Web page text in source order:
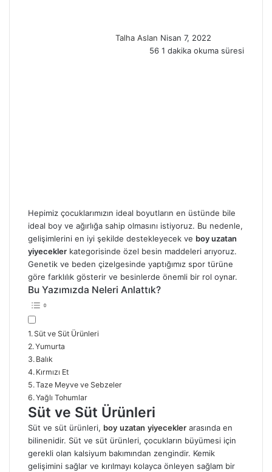
Talha Aslan e
m
Nisan 7, 2022
56 1 dakika okuma süresi
Hepimiz çocuklarımızın ideal boyutların en üstünde bile
ideal boy ve ağırlığa sahip olmasını istiyoruz. Bu nedenle,
gelişimlerini en iyi şekilde destekleyecek ve boy uzatan
yiyecekler kategorisinde özel besin maddeleri arıyoruz.
Genetik ve beden çizelgesinde yaptığımız spor türüne
göre farklılık gösterir ve besinlerde önemli bir rol oynar.
Bu Yazımızda Neleri Anlattık?
Süt ve Süt Ürünleri
Yumurta
Balık
Kırmızı Et
Taze Meyve ve Sebzeler
Yağlı Tohumlar
Süt ve Süt Ürünleri
Süt ve süt ürünleri, boy uzatan yiyecekler arasında en
bilinenidir. Süt ve süt ürünleri, çocukların büyümesi için
gerekli olan kalsiyum bakımından zengindir. Kemik
gelişimini sağlar ve kırılmayı kolayca önleyen sağlam bir